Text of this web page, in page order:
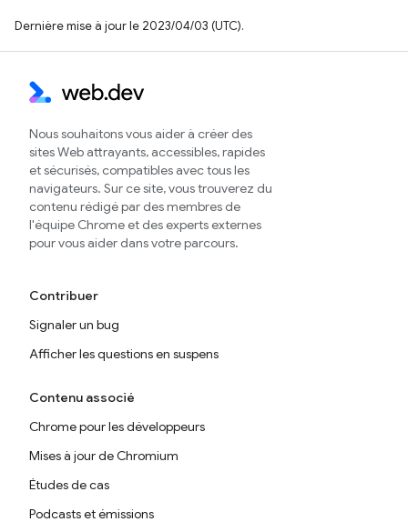
Dernière mise à jour le 2023/04/03 (UTC).
Nous souhaitons vous aider à créer des
sites Web attrayants, accessibles, rapides
et sécurisés, compatibles avec tous les
navigateurs. Sur ce site, vous trouverez du
contenu rédigé par des membres de
l'équipe Chrome et des experts externes
pour vous aider dans votre parcours.
Contribuer
Signaler un bug
Afficher les questions en suspens
Contenu associé
Chrome pour les développeurs
Mises à jour de Chromium
Études de cas
Podcasts et émissions